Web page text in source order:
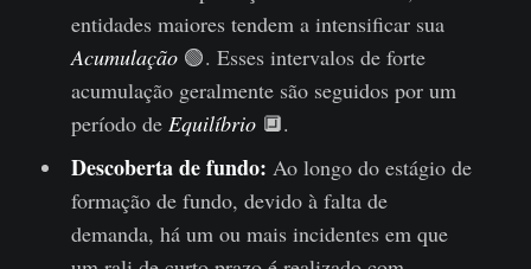
entidades maiores tendem a intensificar sua
Acumulação🟢. Esses intervalos de forte
acumulação geralmente são seguidos por um
período de Equilíbrio🔲.
Descoberta de fundo: Ao longo do estágio de
formação de fundo, devido à falta de
demanda, há um ou mais incidentes em que